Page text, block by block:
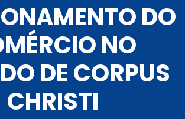
DO
NO
DE CORPUS
CHRISTI